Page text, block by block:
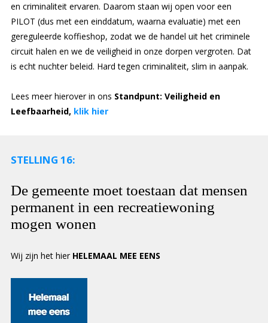
en criminaliteit ervaren. Daarom staan wij open voor een
PILOT (dus met een einddatum, waarna evaluatie) met een
gereguleerde koffieshop, zodat we de handel uit het criminele
circuit halen en we de veiligheid in onze dorpen vergroten. Dat
is echt nuchter beleid. Hard tegen criminaliteit, slim in aanpak.
Lees meer hierover in ons Standpunt: Veiligheid en
Leefbaarheid, klik hier
STELLING 16:
De gemeente moet toestaan dat mensen
permanent in een recreatiewoning
mogen wonen
Wij zijn het hier HELEMAAL MEE EENS